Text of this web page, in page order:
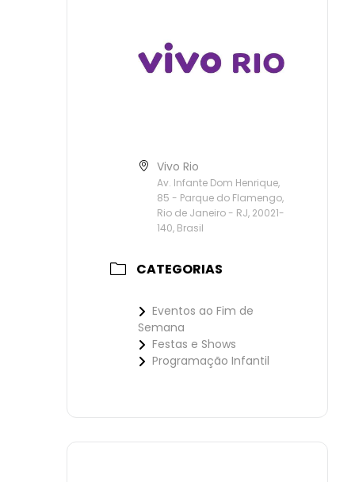
Vivo Rio
Av. Infante Dom Henrique,
85 - Parque do Flamengo,
Rio de Janeiro - RJ, 20021-
140, Brasil
CATEGORIAS
Eventos ao Fim de
Semana
Festas e Shows
Programação Infantil